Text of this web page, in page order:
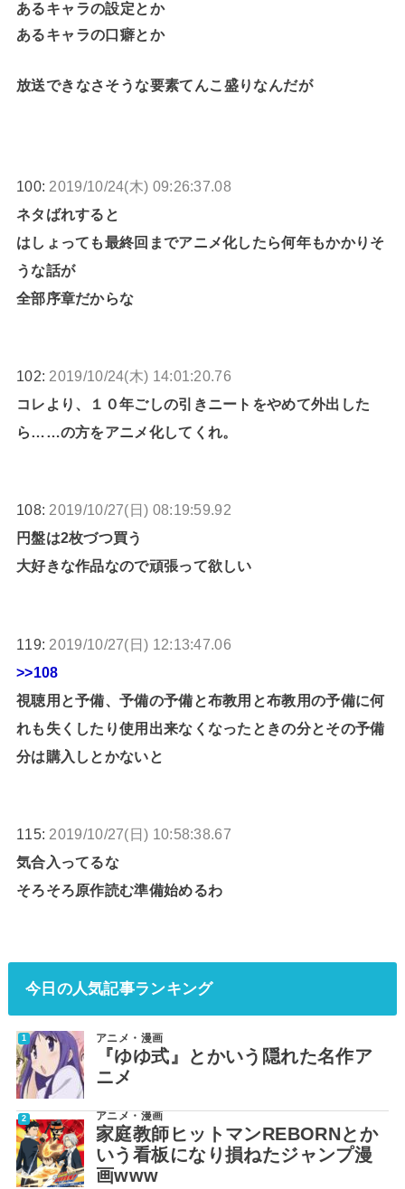
あるキャラの設定とか
あるキャラの口癖とか
放送できなさそうな要素てんこ盛りなんだが
100: 2019/10/24(木) 09:26:37.08
ネタばれすると
はしょっても最終回までアニメ化したら何年もかかりそ
うな話が
全部序章だからな
102: 2019/10/24(木) 14:01:20.76
コレより、１０年ごしの引きニートをやめて外出した
ら……の方をアニメ化してくれ。
108: 2019/10/27(日) 08:19:59.92
円盤は2枚づつ買う
大好きな作品なので頑張って欲しい
119: 2019/10/27(日) 12:13:47.06
>>108
視聴用と予備、予備の予備と布教用と布教用の予備に何
れも失くしたり使用出来なくなったときの分とその予備
分は購入しとかないと
115: 2019/10/27(日) 10:58:38.67
気合入ってるな
そろそろ原作読む準備始めるわ
今日の人気記事ランキング
アニメ・漫画
『ゆゆ式』とかいう隠れた名作ア
ニメ
アニメ・漫画
家庭教師ヒットマンREBORNとか
いう看板になり損ねたジャンプ漫
画www